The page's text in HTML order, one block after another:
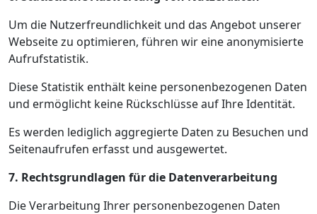
Um die Nutzerfreundlichkeit und das Angebot unserer
Webseite zu optimieren, führen wir eine anonymisierte
Aufrufstatistik.
Diese Statistik enthält keine personenbezogenen Daten
und ermöglicht keine Rückschlüsse auf Ihre Identität.
Es werden lediglich aggregierte Daten zu Besuchen und
Seitenaufrufen erfasst und ausgewertet.
7. Rechtsgrundlagen für die Datenverarbeitung
Die Verarbeitung Ihrer personenbezogenen Daten